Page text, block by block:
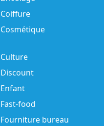
Coiffure
Cosmétique
Culture
Discount
Enfant
Fast-food
Fourniture bureau